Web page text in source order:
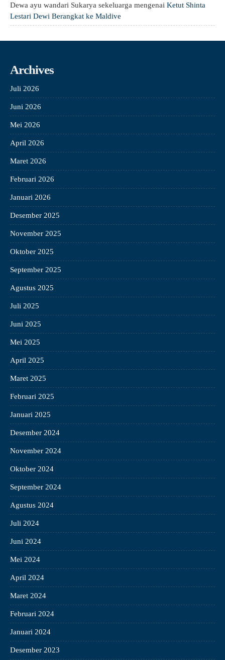
Dewa ayu wandari Sukarya sekeluarga mengenai Ketut Shinta
Lestari Dewi Berangkat ke Maldive
Archives
Juli 2026
Juni 2026
Mei 2026
April 2026
Maret 2026
Februari 2026
Januari 2026
Desember 2025
November 2025
Oktober 2025
September 2025
Agustus 2025
Juli 2025
Juni 2025
Mei 2025
April 2025
Maret 2025
Februari 2025
Januari 2025
Desember 2024
November 2024
Oktober 2024
September 2024
Agustus 2024
Juli 2024
Juni 2024
Mei 2024
April 2024
Maret 2024
Februari 2024
Januari 2024
Desember 2023